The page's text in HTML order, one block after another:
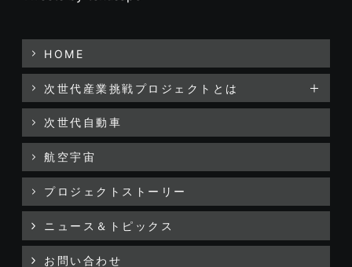
HOME
次世代産業挑戦プロジェクトとは
次世代自動車
航空宇宙
プロジェクトストーリー
ニュース＆トピックス
お問い合わせ